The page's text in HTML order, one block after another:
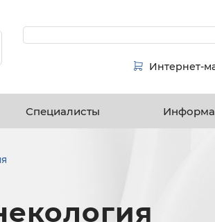
Интернет-
Специалисты